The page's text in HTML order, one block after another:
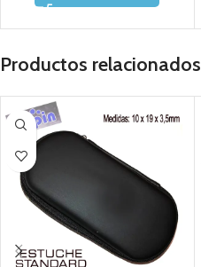
Productos relacionados